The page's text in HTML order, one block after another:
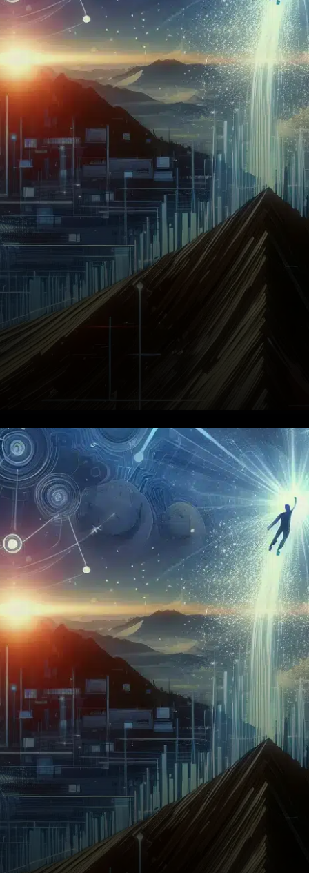
Selon le dernier rapport de
RedStone, les stablecoins
générant des rendements, les
produits de staking, ainsi que
les actifs tokenisés…